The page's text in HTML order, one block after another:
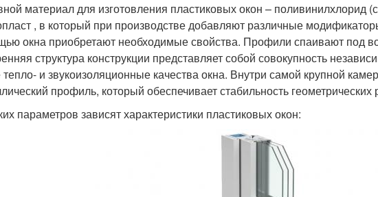
материал для изготовления пластиковых окон – поливинилхлорид
, в который при производстве добавляют различные
окна приобретают необходимые свойства. Профили спаивают под
структура конструкции представляет собой совокупность
и звукоизоляционные качества окна. Внутри самой крупной
профиль, который обеспечивает стабильность геометрических
параметров зависят характеристики пластиковых окон: